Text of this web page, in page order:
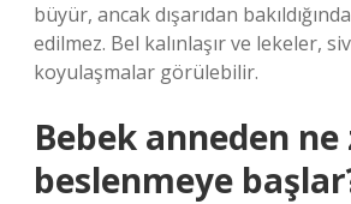
büyür, ancak dışarıdan
edilmez. Bel kalınlaşır ve lekeler,
koyulaşmalar görülebilir.
Bebek anneden
beslenmeye